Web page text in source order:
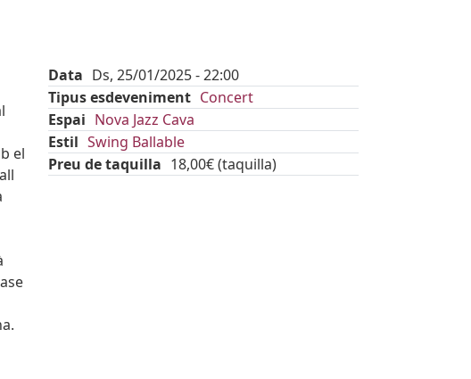
el
Data Ds, 25/01/2025 - 22:00
Tipus esdeveniment Concert
Espai Nova Jazz Cava
Estil Swing Ballable
Preu de taquilla 18,00€ (taquilla)